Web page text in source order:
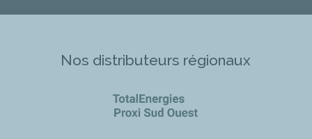
Nos distributeurs régionaux